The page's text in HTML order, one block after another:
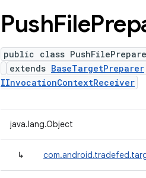
PushFile
public class
extends BaseTargetPreparer
IInvocationContextReceiver
java.lang.Object
↳